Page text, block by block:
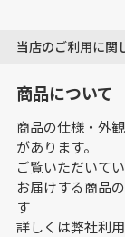
当店のご利用に関
商品について
商品の仕様・外
があります。
ご覧いただいて
お届けする商品
す
詳しくは弊社利